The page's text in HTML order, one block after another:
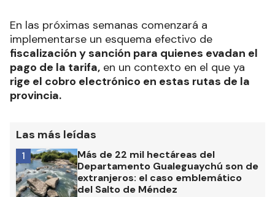
En las próximas semanas comenzará a
implementarse un esquema efectivo de
fiscalización y sanción para quienes evadan el
pago de la tarifa, en un contexto en el que ya
rige el cobro electrónico en estas rutas de la
provincia.
Las más leídas
Más de 22 mil hectáreas del
Departamento Gualeguaychú son de
extranjeros: el caso emblemático
del Salto de Méndez
1